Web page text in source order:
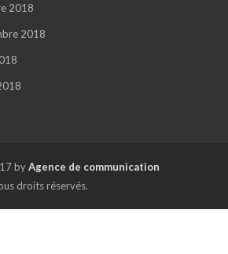
2018
2018
byAgence de communication
droits réservés.